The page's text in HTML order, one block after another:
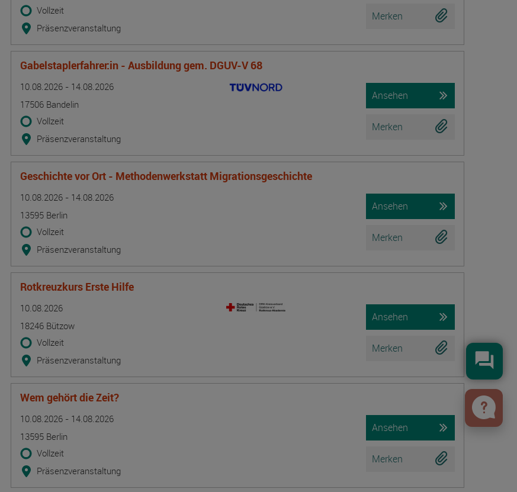
Vollzeit
Präsenzveranstaltung
Merken
Gabelstaplerfahrer:in - Ausbildung gem. DGUV-V 68
10.08.2026 - 14.08.2026
17506 Bandelin
Vollzeit
Präsenzveranstaltung
Ansehen
Merken
Geschichte vor Ort - Methodenwerkstatt Migrationsgeschichte
10.08.2026 - 14.08.2026
13595 Berlin
Vollzeit
Präsenzveranstaltung
Ansehen
Merken
Rotkreuzkurs Erste Hilfe
10.08.2026
18246 Bützow
Vollzeit
Präsenzveranstaltung
Ansehen
Merken
Wem gehört die Zeit?
10.08.2026 - 14.08.2026
13595 Berlin
Vollzeit
Präsenzveranstaltung
Ansehen
Merken